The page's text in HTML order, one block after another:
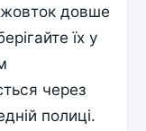
довше
їх у
через
полиці.